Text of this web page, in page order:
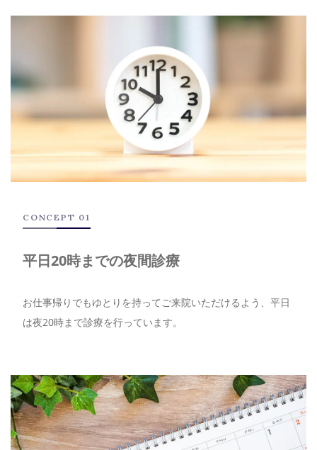
CONCEPT 01
平日20時までの夜間診療
お仕事帰りでもゆとりを持ってご来院いただけるよう、平日
は夜20時まで診療を行っています。